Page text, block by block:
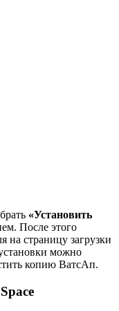
«Установить
После этого
на страницу загрузки
можно
копию ВатсАп.